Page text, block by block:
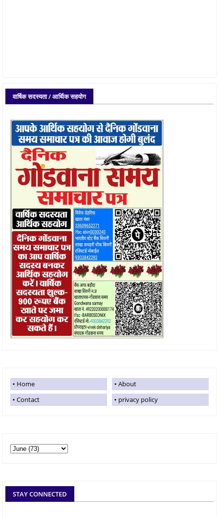
वार्षिक सदस्यता / आर्थिक सहयोग
Home
About
Contact
privacy policy
STAY CONNECTED